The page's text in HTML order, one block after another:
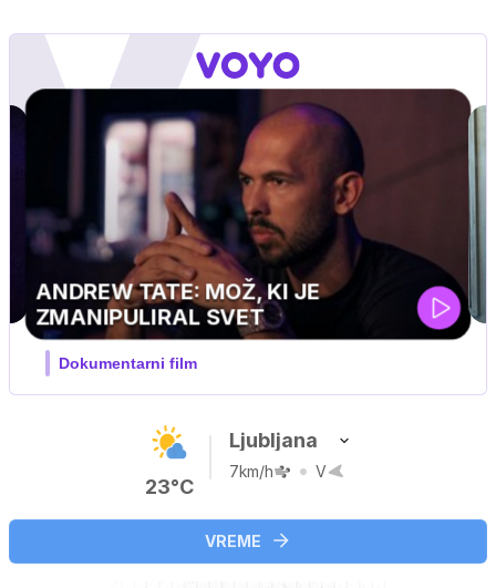
23°C
Ljubljana
7km/h V
VREME